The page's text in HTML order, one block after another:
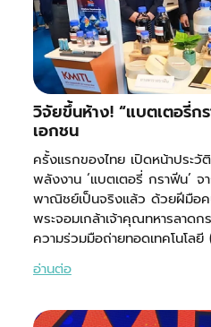
วิจัยขึ้นห้าง! “แบตเตอรี่
เอกชน
ครั้งแรกของไทย เปิดหน้าประวั
พลังงาน ‘แบตเตอรี่ กราฟีน’ จ
พาณิชย์เป็นจริงแล้ว ด้วยฝีมือค
พระจอมเกล้าเจ้าคุณทหารลาด
ความร่วมมือถ่ายทอดเทคโนโล
อ่านต่อ